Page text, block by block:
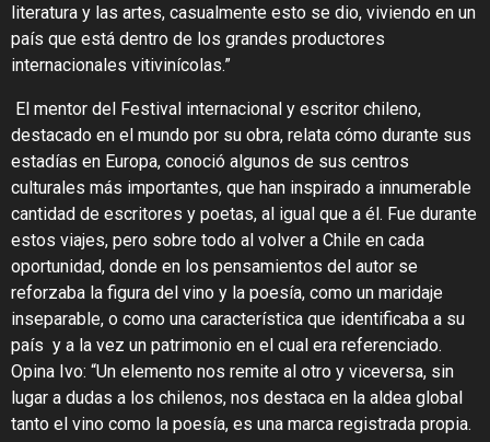
literatura y las artes, casualmente esto se dio, viviendo en un
país que está dentro de los grandes productores
internacionales vitivinícolas.”
El mentor del Festival internacional y escritor chileno,
destacado en el mundo por su obra, relata cómo durante sus
estadías en Europa, conoció algunos de sus centros
culturales más importantes, que han inspirado a innumerable
cantidad de escritores y poetas, al igual que a él. Fue durante
estos viajes, pero sobre todo al volver a Chile en cada
oportunidad, donde en los pensamientos del autor se
reforzaba la figura del vino y la poesía, como un maridaje
inseparable, o como una característica que identificaba a su
país y a la vez un patrimonio en el cual era referenciado.
Opina Ivo: “Un elemento nos remite al otro y viceversa, sin
lugar a dudas a los chilenos, nos destaca en la aldea global
tanto el vino como la poesía, es una marca registrada propia.